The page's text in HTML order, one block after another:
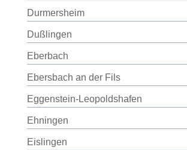
Durmersheim
Dußlingen
Eberbach
Ebersbach an der Fils
Eggenstein-Leopoldshafen
Ehningen
Eislingen